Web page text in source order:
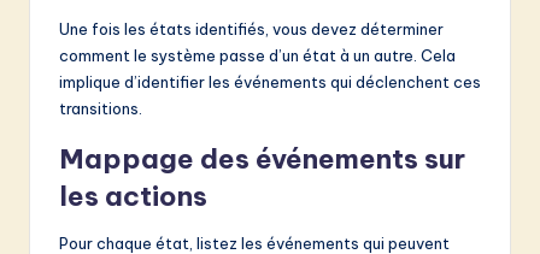
Une fois les états identifiés, vous devez déterminer
comment le système passe d’un état à un autre. Cela
implique d’identifier les événements qui déclenchent ces
transitions.
Mappage des événements sur
les actions
Pour chaque état, listez les événements qui peuvent